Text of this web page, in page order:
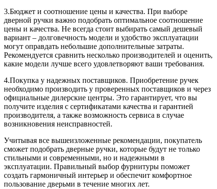
3.Бюджет и соотношение цены и качества. При выборе
дверной ручки важно подобрать оптимальное соотношение
цены и качества. Не всегда стоит выбирать самый дешевый
вариант – долговечность модели и удобство эксплуатации
могут оправдать небольшие дополнительные затраты.
Рекомендуется сравнить несколько производителей и оценить,
какие модели лучше всего удовлетворяют ваши требования.
4.Покупка у надежных поставщиков. Приобретение ручек
необходимо производить у проверенных поставщиков и через
официальные дилерские центры. Это гарантирует, что вы
получите изделия с сертификатами качества и гарантией
производителя, а также возможность сервиса в случае
возникновения неисправностей.
Учитывая все вышеизложенные рекомендации, покупатель
сможет подобрать дверные ручки, которые будут не только
стильными и современными, но и надежными в
эксплуатации. Правильный выбор фурнитуры поможет
создать гармоничный интерьер и обеспечит комфортное
пользование дверьми в течение многих лет.